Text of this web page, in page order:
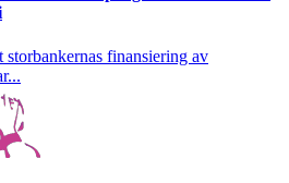
storbankernas finansiering av